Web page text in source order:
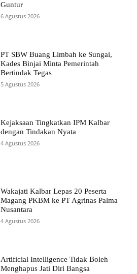
Guntur
6 Agustus 2026
PT SBW Buang Limbah ke Sungai,
Kades Binjai Minta Pemerintah
Bertindak Tegas
5 Agustus 2026
Kejaksaan Tingkatkan IPM Kalbar
dengan Tindakan Nyata
4 Agustus 2026
Wakajati Kalbar Lepas 20 Peserta
Magang PKBM ke PT Agrinas Palma
Nusantara
4 Agustus 2026
Artificial Intelligence Tidak Boleh
Menghapus Jati Diri Bangsa